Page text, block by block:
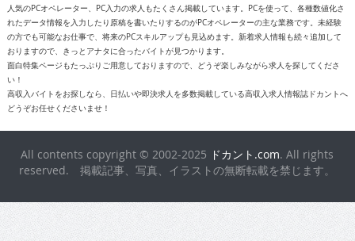
人気のPCオペレーター、PC入力の求人もたくさん掲載しています。PCを使って、各種数値化さ
れたデータ情報を入力したり原稿を書いたりするのがPCオペレーターの主な業務です。未経験
の方でも可能なお仕事で、将来のPCスキルアップも見込めます。新着求人情報も続々追加して
おりますので、きっとアナタに合ったバイトが見つかります。
面白特集ページもたっぷりご用意しておりますので、どうぞ楽しみながら求人を探してくださ
い！
高収入バイトをお探しなら、日払いや即決求人を多数掲載している高収入求人情報誌ドカントへ
どうぞお任せくださいませ！
All contents copyright © 2002-2025 ドカント.com. All rights
reserved. 掲載記事、写真、イラストの無断転載を禁じます。